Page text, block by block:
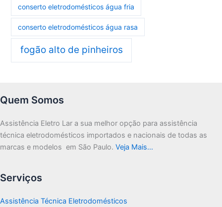
conserto eletrodomésticos água fria
conserto eletrodomésticos água rasa
fogão alto de pinheiros
Quem Somos
Assistência Eletro Lar a sua melhor opção para assistência
técnica eletrodomésticos importados e nacionais de todas as
marcas e modelos em São Paulo. Veja Mais…
Serviços
Assistência Técnica Eletrodomésticos